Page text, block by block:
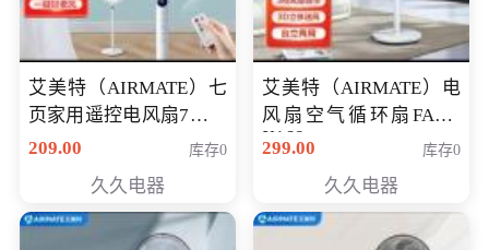
艾美特（AIRMATE）七
页家用遥控电风扇7档风
量空气循环摇头立式落
定时落地式风扇CS35-
R20
209.00 库存0
久久电器
艾美特（AIRMATE）电
风扇空气循环扇FA18-
X168
299.00 库存0
久久电器